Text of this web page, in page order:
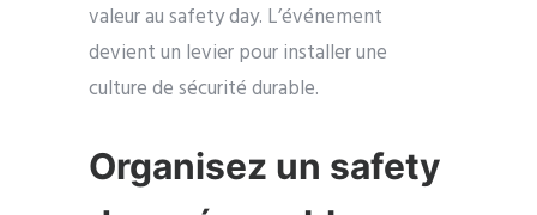
valeur au safety day. L’événement
devient un levier pour installer une
culture de sécurité durable.
Organisez un safety